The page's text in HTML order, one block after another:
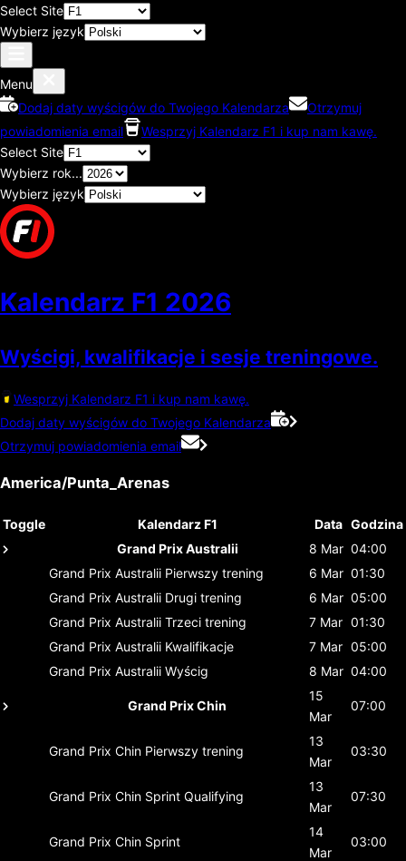
Select Site
Wybierz język
Menu
Dodaj daty wyścigów do Twojego Kalendarza
Otrzymuj
powiadomienia email
Wesprzyj Kalendarz F1 i kup nam kawę.
Select Site
Wybierz rok...
Wybierz język
Kalendarz F1 2026
Wyścigi, kwalifikacje i sesje treningowe.
Wesprzyj Kalendarz F1 i kup nam kawę.
Dodaj daty wyścigów do Twojego Kalendarza
Otrzymuj powiadomienia email
America/Punta_Arenas
Toggle Kalendarz F1 Data Godzina
Grand Prix Australii
8 Mar 04:00
Grand Prix Australii Pierwszy trening 6 Mar 01:30
Grand Prix Australii Drugi trening 6 Mar 05:00
Grand Prix Australii Trzeci trening 7 Mar 01:30
Grand Prix Australii Kwalifikacje 7 Mar 05:00
Grand Prix Australii Wyścig 8 Mar 04:00
Grand Prix Chin
15
Mar
07:00
Grand Prix Chin Pierwszy trening
13
Mar
03:30
Grand Prix Chin Sprint Qualifying
13
Mar
07:30
Grand Prix Chin Sprint
14
Mar
03:00